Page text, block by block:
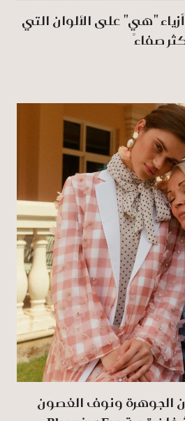
"هي" على الألوان التي
صفاءً
الجوهرة ونوف الغصون